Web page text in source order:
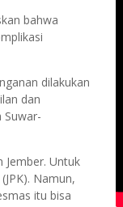
bahwa
dilakukan
dan
Suwar-
Jember. Untuk
Namun,
itu bisa